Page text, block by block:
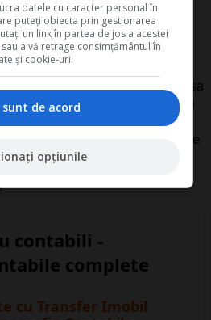
Redactia Conta
Conta este alcatuita din
cu experienta dovedita pe
precum contabilitate si
Colectivul si-a propus sa
continut interesant si bine
documentat pentru cititori. Va
orice dilema legislativa cu care
contabili -
complete
cu Transfer Imobil
datele cu caracter personal în
puteți obiecta prin gestionarea
un link în partea de jos a acestei
a vă retrage consimțământul în
și cookie-uri.
sunt de acord
opțiunile